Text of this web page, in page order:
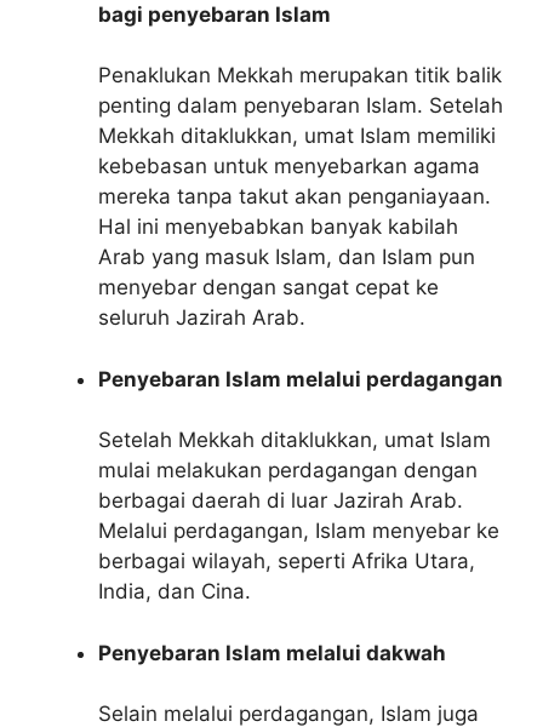
bagi penyebaran Islam
Penaklukan Mekkah merupakan titik balik
penting dalam penyebaran Islam. Setelah
Mekkah ditaklukkan, umat Islam memiliki
kebebasan untuk menyebarkan agama
mereka tanpa takut akan penganiayaan.
Hal ini menyebabkan banyak kabilah
Arab yang masuk Islam, dan Islam pun
menyebar dengan sangat cepat ke
seluruh Jazirah Arab.
Penyebaran Islam melalui perdagangan
Setelah Mekkah ditaklukkan, umat Islam
mulai melakukan perdagangan dengan
berbagai daerah di luar Jazirah Arab.
Melalui perdagangan, Islam menyebar ke
berbagai wilayah, seperti Afrika Utara,
India, dan Cina.
Penyebaran Islam melalui dakwah
Selain melalui perdagangan, Islam juga